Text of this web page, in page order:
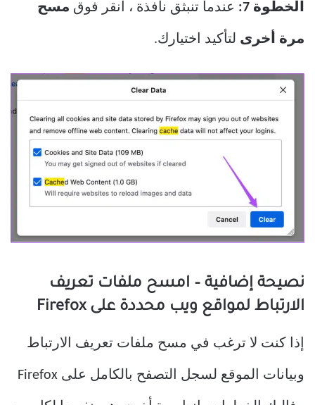
الخطوة 7: عندما تنبثق نافذة ، انقر فوق مسح
مرة أخرى لتأكيد اختيارك.
نصيحة إضافية – امسح ملفات تعريف
الارتباط لمواقع ويب محددة على Firefox
إذا كنت لا ترغب في مسح ملفات تعريف الارتباط
وبيانات الموقع لسجل التصفح بالكامل على Firefox